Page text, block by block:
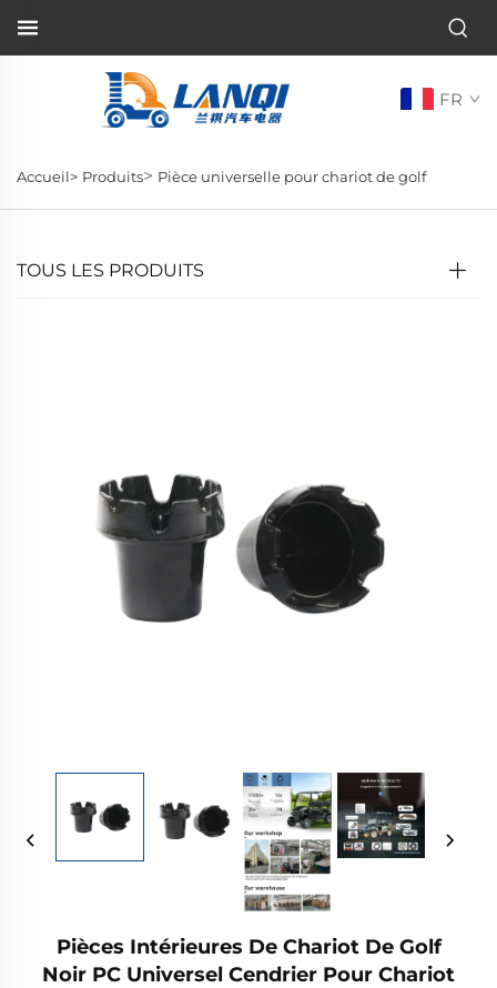
FR
Accueil> Produits> Pièce universelle pour chariot de golf
TOUS LES PRODUITS
Pièces Intérieures De Chariot De Golf
Noir PC Universel Cendrier Pour Chariot